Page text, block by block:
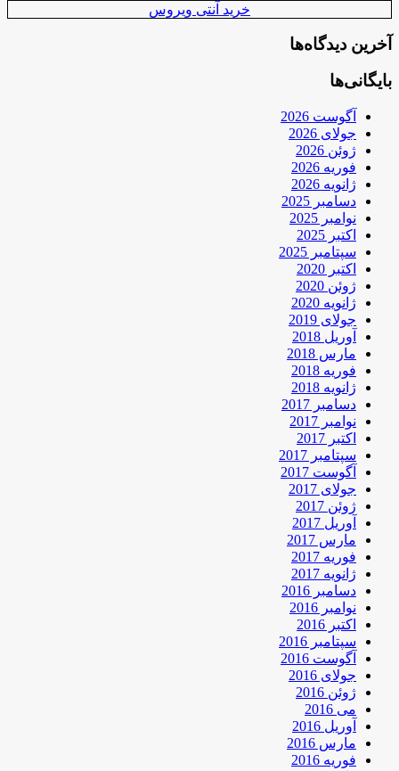
خرید آنتی ویروس
آخرین دیدگاه‌ها
بایگانی‌ها
آگوست 2026
جولای 2026
ژوئن 2026
فوریه 2026
ژانویه 2026
دسامبر 2025
نوامبر 2025
اکتبر 2025
سپتامبر 2025
اکتبر 2020
ژوئن 2020
ژانویه 2020
جولای 2019
آوریل 2018
مارس 2018
فوریه 2018
ژانویه 2018
دسامبر 2017
نوامبر 2017
اکتبر 2017
سپتامبر 2017
آگوست 2017
جولای 2017
ژوئن 2017
آوریل 2017
مارس 2017
فوریه 2017
ژانویه 2017
دسامبر 2016
نوامبر 2016
اکتبر 2016
سپتامبر 2016
آگوست 2016
جولای 2016
ژوئن 2016
می 2016
آوریل 2016
مارس 2016
فوریه 2016